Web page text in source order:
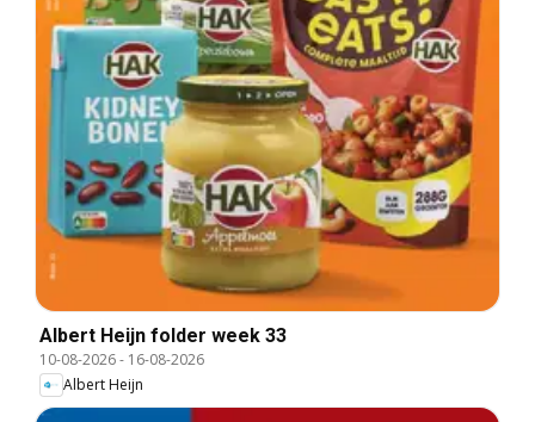
Albert Heijn folder week 33
10-08-2026- 16-08-2026
Albert Heijn